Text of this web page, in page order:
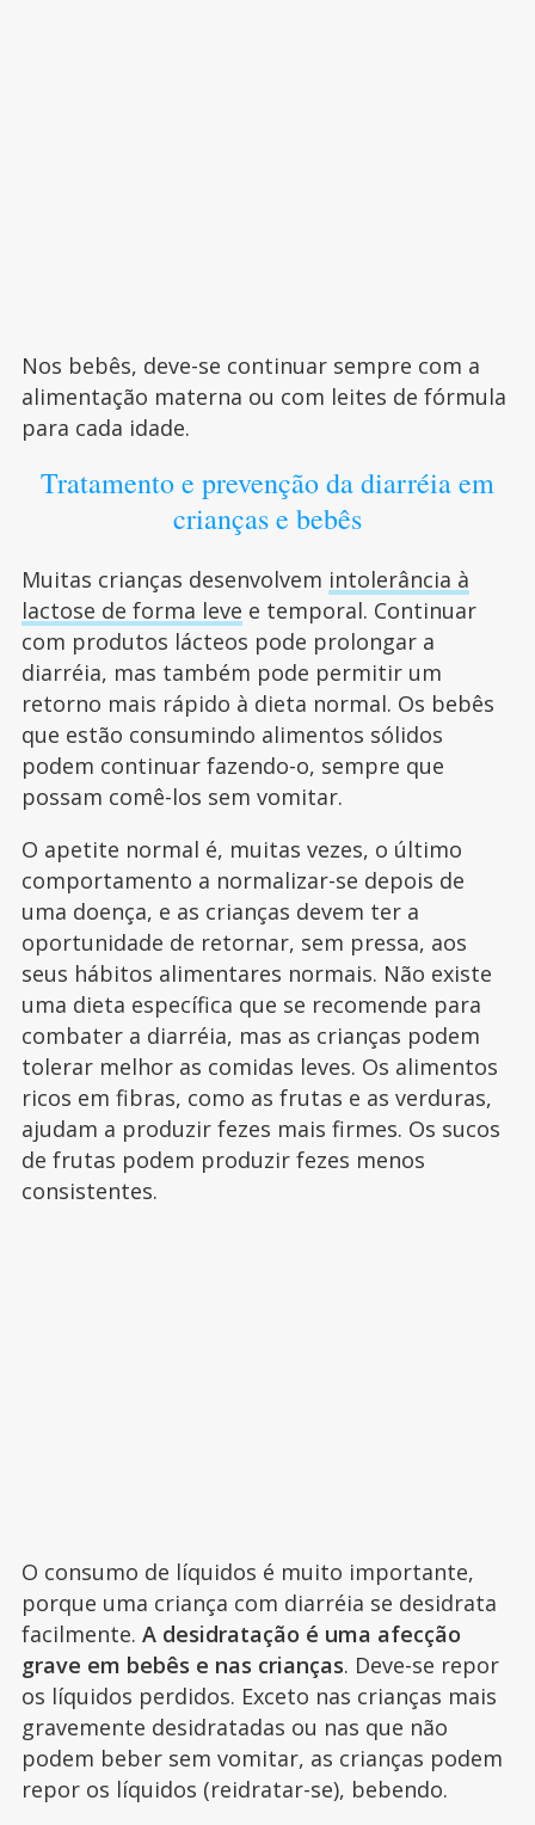
Nos bebês, deve-se continuar sempre com a
alimentação materna ou com leites de fórmula
para cada idade.
Tratamento e prevenção da diarréia em
crianças e bebês
Muitas crianças desenvolvem intolerância à
lactose de forma leve e temporal. Continuar
com produtos lácteos pode prolongar a
diarréia, mas também pode permitir um
retorno mais rápido à dieta normal. Os bebês
que estão consumindo alimentos sólidos
podem continuar fazendo-o, sempre que
possam comê-los sem vomitar.
O apetite normal é, muitas vezes, o último
comportamento a normalizar-se depois de
uma doença, e as crianças devem ter a
oportunidade de retornar, sem pressa, aos
seus hábitos alimentares normais. Não existe
uma dieta específica que se recomende para
combater a diarréia, mas as crianças podem
tolerar melhor as comidas leves. Os alimentos
ricos em fibras, como as frutas e as verduras,
ajudam a produzir fezes mais firmes. Os sucos
de frutas podem produzir fezes menos
consistentes.
O consumo de líquidos é muito importante,
porque uma criança com diarréia se desidrata
facilmente. A desidratação é uma afecção
grave em bebês e nas crianças. Deve-se repor
os líquidos perdidos. Exceto nas crianças mais
gravemente desidratadas ou nas que não
podem beber sem vomitar, as crianças podem
repor os líquidos (reidratar-se), bebendo.